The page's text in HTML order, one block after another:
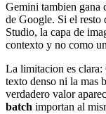
Gemini tambien gana
de Google. Si el
Studio, la capa de
contexto y no como
La limitacion es clara:
texto denso ni la mas
verdadero valor
batch importan al